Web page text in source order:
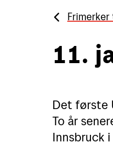
Sende i
Sende til
11.
Det første
To år
Innsbruck